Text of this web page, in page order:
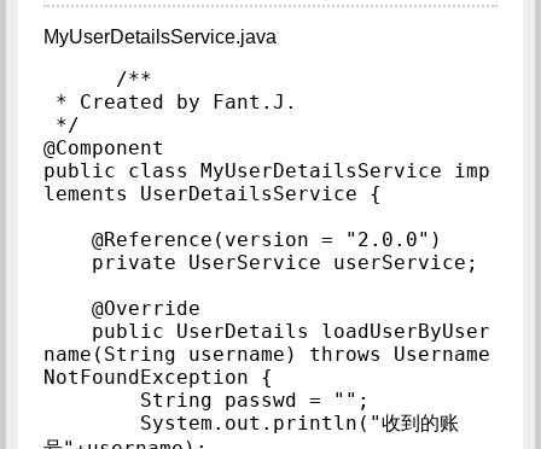
MyUserDetailsService.java
/**
@Component
public class MyUserDetailsService imp
lements UserDetailsService {
name(String username) throws Username
NotFoundException {